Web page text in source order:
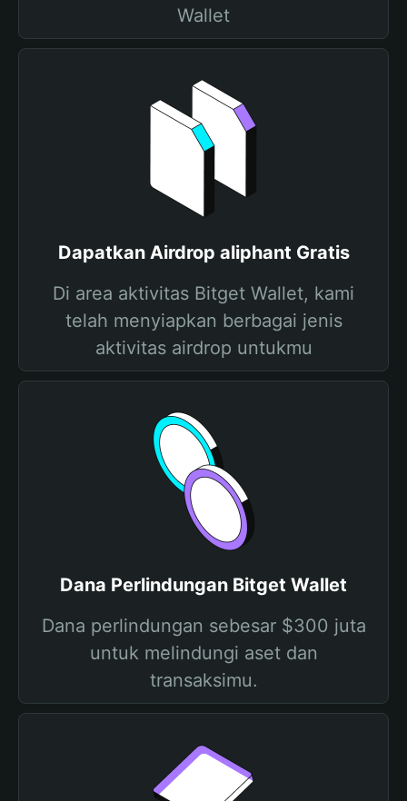
Wallet
Dapatkan Airdrop aliphant Gratis
Di area aktivitas Bitget Wallet, kami
telah menyiapkan berbagai jenis
aktivitas airdrop untukmu
Dana Perlindungan Bitget Wallet
Dana perlindungan sebesar $300 juta
untuk melindungi aset dan
transaksimu.